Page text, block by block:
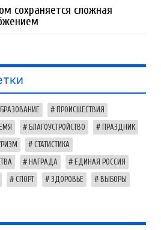
сохраняется сложная
ПРОИСШЕСТВИЯ
БЛАГОУСТРОЙСТВО ПРАЗДНИК
СТАТИСТИКА
НАГРАДА ЕДИНАЯ РОССИЯ
СПОРТ ЗДОРОВЬЕ ВЫБОРЫ